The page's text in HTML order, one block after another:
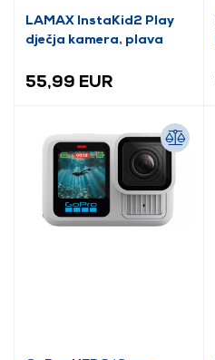
LAMAX InstaKid2 Play
dječja kamera, plava
55,99 EUR